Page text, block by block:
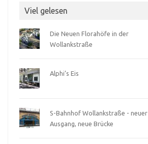
Viel gelesen
Die Neuen Florahöfe in der
Wollankstraße
Alphi’s Eis
S-Bahnhof Wollankstraße - neuer
Ausgang, neue Brücke